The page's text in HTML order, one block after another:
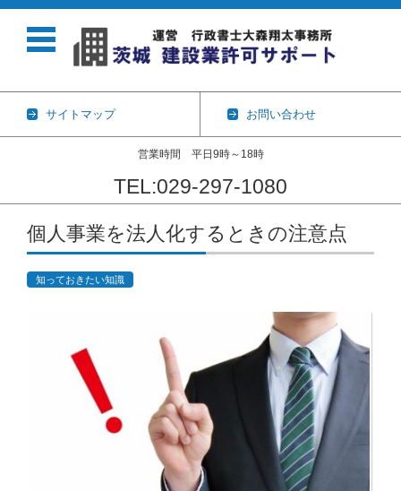
サイトマップ お問い合わせ
営業時間 平日9時～18時
TEL:029-297-1080
コンテンツに移動
個人事業を法人化するときの注意点
知っておきたい知識